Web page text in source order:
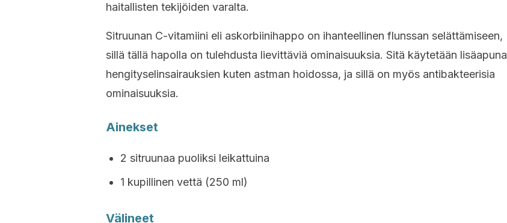
haitallisten tekijöiden varalta.
Sitruunan C-vitamiini eli askorbiinihappo on ihanteellinen flunssan selättämiseen,
sillä tällä hapolla on tulehdusta lievittäviä ominaisuuksia. Sitä käytetään lisäapuna
hengityselinsairauksien kuten astman hoidossa, ja sillä on myös antibakteerisia
ominaisuuksia.
Ainekset
2 sitruunaa puoliksi leikattuina
1 kupillinen vettä (250 ml)
Välineet